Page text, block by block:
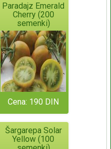
Paradajz Emerald
Cherry (200
semenki)
Cena: 190 DIN
Šargarepa Solar
Yellow (100